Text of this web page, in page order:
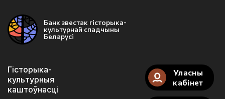
Банк звестак гісторыка-
культурнай спадчыны
Беларусі
Гісторыка-
культурныя
каштоўнасці
Уласны
кабінет